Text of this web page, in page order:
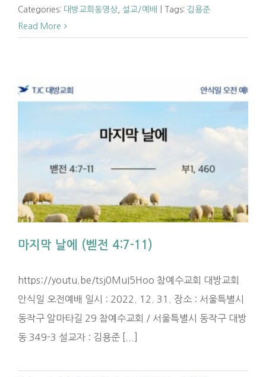
Categories: 대방교회동영상 설교/예배 Tags: 김용준
Read More
마지막 날에 (벧전 4:7-11)
https://youtu.be/tsj0MuI5Hoo 참예수교회 대방교회
안식일 오전예배 일시 : 2022. 12. 31. 장소 : 서울특별시
동작구 알마타길 29 참예수교회 / 서울특별시 동작구 대방
동 349-3 설교자 : 김용준 [...]